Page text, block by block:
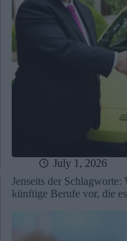
July 1, 2026
Jenseits der
künftige Berufe vor, die